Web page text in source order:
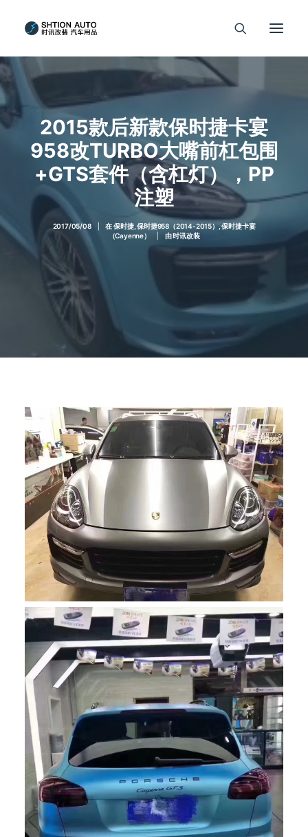
2015款后新款保时捷卡宴
958改TURBO大嘴前杠包围
+GTS套件（含杠灯），PP
注塑
2017/05/08 在保时捷,保时捷958（2014-2015）,保时捷卡宴
（Cayenne）
由时讯改装